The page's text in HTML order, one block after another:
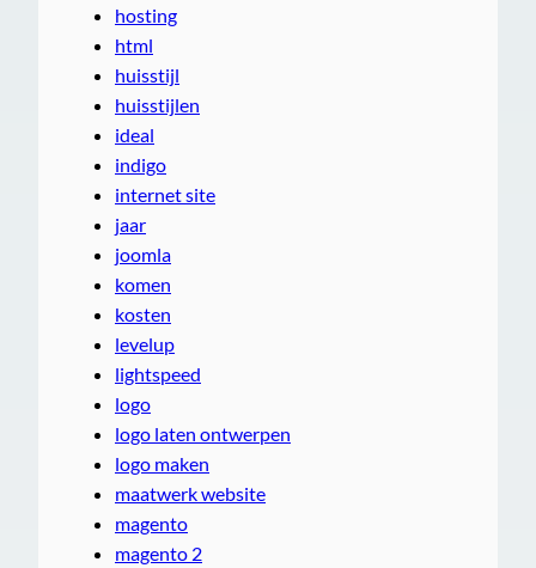
hosting
html
huisstijl
huisstijlen
ideal
indigo
internet site
jaar
joomla
komen
kosten
levelup
lightspeed
logo
logo laten ontwerpen
logo maken
maatwerk website
magento
magento 2